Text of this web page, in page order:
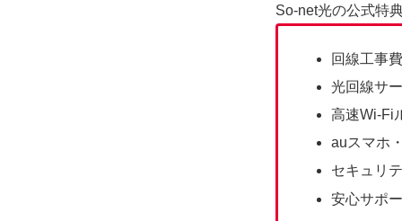
So-net光の公式特
回線工事
光回線サ
高速Wi-Fi
auスマホ
セキュリ
安心サポ